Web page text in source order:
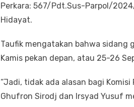
Perkara: 567/Pdt.Sus-Parpol/
Hidayat.
Taufik mengatakan bahwa sidang
Kamis pekan depan, atau 25-26
“Jadi, tidak ada alasan bagi
Ghufron Sirodj dan Irsyad Yusuf